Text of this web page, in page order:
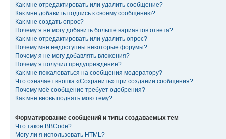
Как мне отредактировать или удалить сообщение?
Как мне добавить подпись к своему сообщению?
Как мне создать опрос?
Почему я не могу добавить больше вариантов ответа?
Как мне отредактировать или удалить опрос?
Почему мне недоступны некоторые форумы?
Почему я не могу добавлять вложения?
Почему я получил предупреждение?
Как мне пожаловаться на сообщения модератору?
Что означает кнопка «Сохранить» при создании сообщения?
Почему моё сообщение требует одобрения?
Как мне вновь поднять мою тему?
Форматирование сообщений и типы создаваемых тем
Что такое BBCode?
Могу ли я использовать HTML?